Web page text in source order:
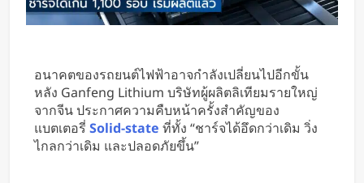
ไม่ต้องคัดแยกก่อน
2 วัน Ago
“MouthPad” เมาส์ควบคุมด้วย “ลิ้น”
ใช้มือ
อนาคตของรถยนต์ไฟฟ้าอาจกำลังเปลี่ยนไปอีกขั้น
หลัง Ganfeng Lithium บริษัทผู้ผลิตลิเทียมรายใหญ่
จากจีน ประกาศความคืบหน้าครั้งสำคัญของ
แบตเตอรี่ Solid-state ที่ทั้ง “ชาร์จได้อึดกว่าเดิม วิ่ง
ไกลกว่าเดิม และปลอดภัยขึ้น”